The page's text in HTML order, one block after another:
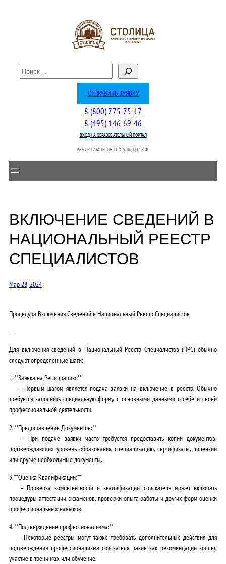
П
о
ОТПРАВИТЬ ЗАЯВКУ
8 (800) 775-75-17
8 (495) 146-69-46
ВХОД НА ОБРАЗОВАТЕЛЬНЫЙ ПОРТАЛ
РЕЖИМ РАБОТЫ: ПН-ПТ C 9.00 ДО 18.00
ВКЛЮЧЕНИЕ СВЕДЕНИЙ В
НАЦИОНАЛЬНЫЙ РЕЕСТР
СПЕЦИАЛИСТОВ
Мар 28, 2024
Процедура Включения Сведений в Национальный Реестр Специалистов
—
Для включения сведений в Национальный Реестр Специалистов (НРС) обычно
следуют определенные шаги:
1. **Заявка на Регистрацию:**
– Первым шагом является подача заявки на включение в реестр. Обычно
требуется заполнить специальную форму с основными данными о себе и своей
профессиональной деятельности.
2. **Предоставление Документов:**
– При подаче заявки часто требуется предоставить копии документов,
подтверждающих уровень образования, специализацию, сертификаты, лицензии
или другие необходимые документы.
3. **Оценка Квалификации:**
– Проверка компетентности и квалификации соискателя может включать
процедуры аттестации, экзаменов, проверки опыта работы и других форм оценки
профессиональных навыков.
4. **Подтверждение профессионализма:**
– Некоторые реестры могут также требовать дополнительные действия для
подтверждения профессионализма соискателя, такие как рекомендации коллег,
участие в тренингах или обучение.